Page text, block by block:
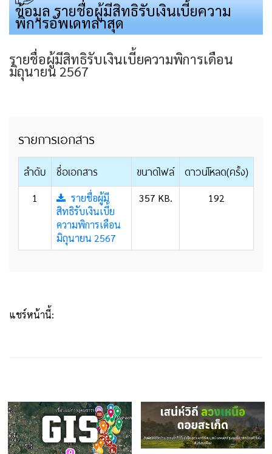
ข้อมูล รายชื่อผู้มีสิทธิรับเงินเบี้ยความ
พิการอัพเดทล่าสุด
รายชื่อผู้มีสิทธิรับเงินเบี้ยความพิการเดือน
มิถุนายน 2567
รายการเอกสาร
ลำดับ ชื่อเอกสาร ขนาดไฟล์ ดาวน์โหลด(ครั้ง)
1
รายชื่อผู้มี
สิทธิรับเงินเบี้ย
ความพิการเดือน
มิถุนายน 2567
357 KB. 192
แชร์หน้านี้: